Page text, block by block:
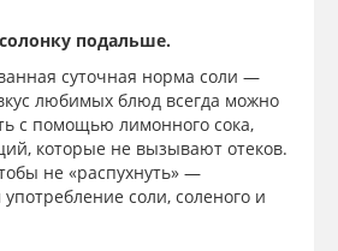
подальше.
суточная норма соли —
любимых блюд всегда можно
с помощью лимонного сока,
которые не вызывают отеков.
не «распухнуть» —
соли, соленого и